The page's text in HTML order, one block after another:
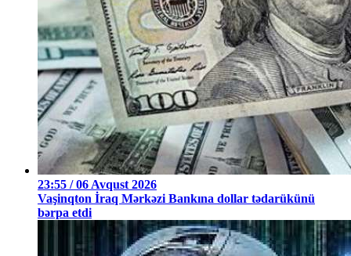
23:55 / 06 Avqust 2026
Vaşinqton İraq Mərkəzi Bankına dollar tədarükünü
bərpa etdi